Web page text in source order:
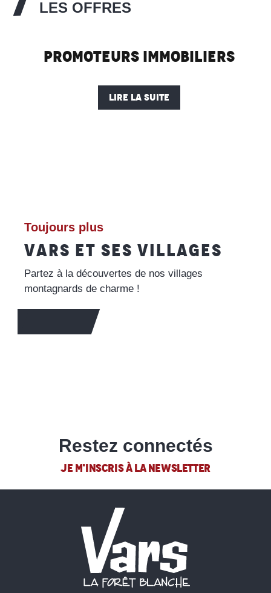
LES OFFRES
Promoteurs immobiliers
LIRE LA SUITE
Toujours plus
VARS ET SES VILLAGES
Partez à la découvertes de nos villages
montagnards de charme !
Restez connectés
JE M'INSCRIS À LA NEWSLETTER